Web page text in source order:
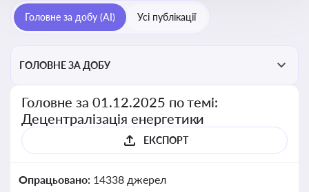
втрат при транспортуванні енергії та стимулювання
розвитку відновлюваних джерел
Головне за добу (AI) Усі публікації
ГОЛОВНЕ ЗА ДОБУ
Головне за 01.12.2025 по темі:
Децентралізація енергетики
ЕКСПОРТ
Опрацьовано: 14338 джерел